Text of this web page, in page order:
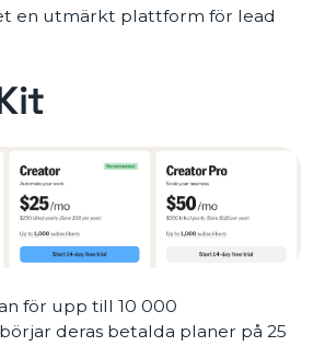
en utmärkt plattform för lead
för upp till 10 000
deras betalda planer på 25